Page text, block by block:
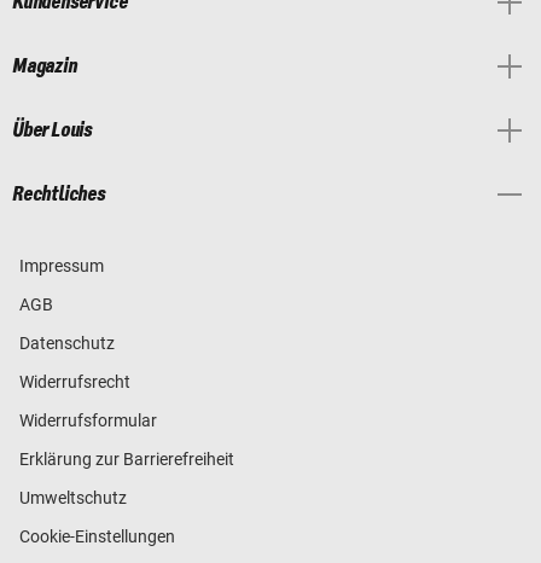
Magazin
Über Louis
Rechtliches
Impressum
AGB
Datenschutz
Widerrufsrecht
Widerrufsformular
Erklärung zur Barrierefreiheit
Umweltschutz
Cookie-Einstellungen